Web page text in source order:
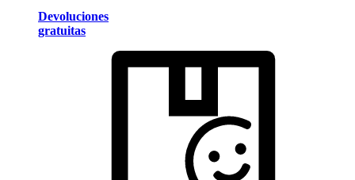
Devoluciones
gratuitas